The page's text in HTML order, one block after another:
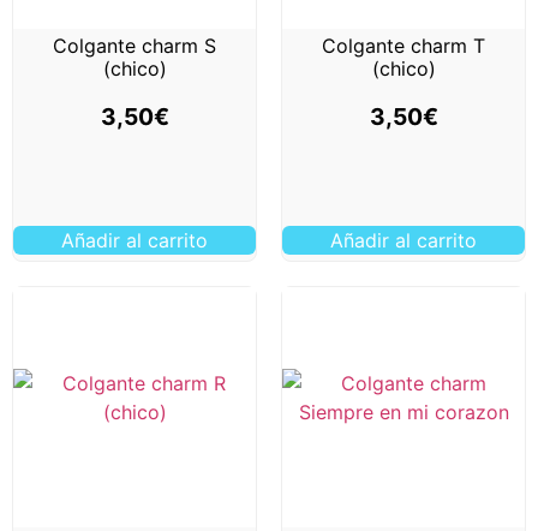
Colgante charm S
(chico)
3,50€
Añadir al carrito
Colgante charm T
(chico)
3,50€
Añadir al carrito